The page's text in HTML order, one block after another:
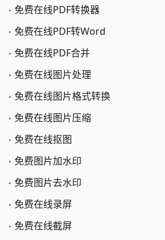
免费在线PDF转换器
免费在线PDF转Word
免费在线PDF合并
免费在线图片处理
免费在线图片格式转换
免费在线图片压缩
免费在线抠图
免费图片加水印
免费图片去水印
免费在线录屏
免费在线截屏